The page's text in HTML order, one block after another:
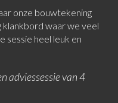
onze bouwtekening
klankbord waar we veel
sessie heel leuk en
adviessessie van 4
nieuwe invalshoeken